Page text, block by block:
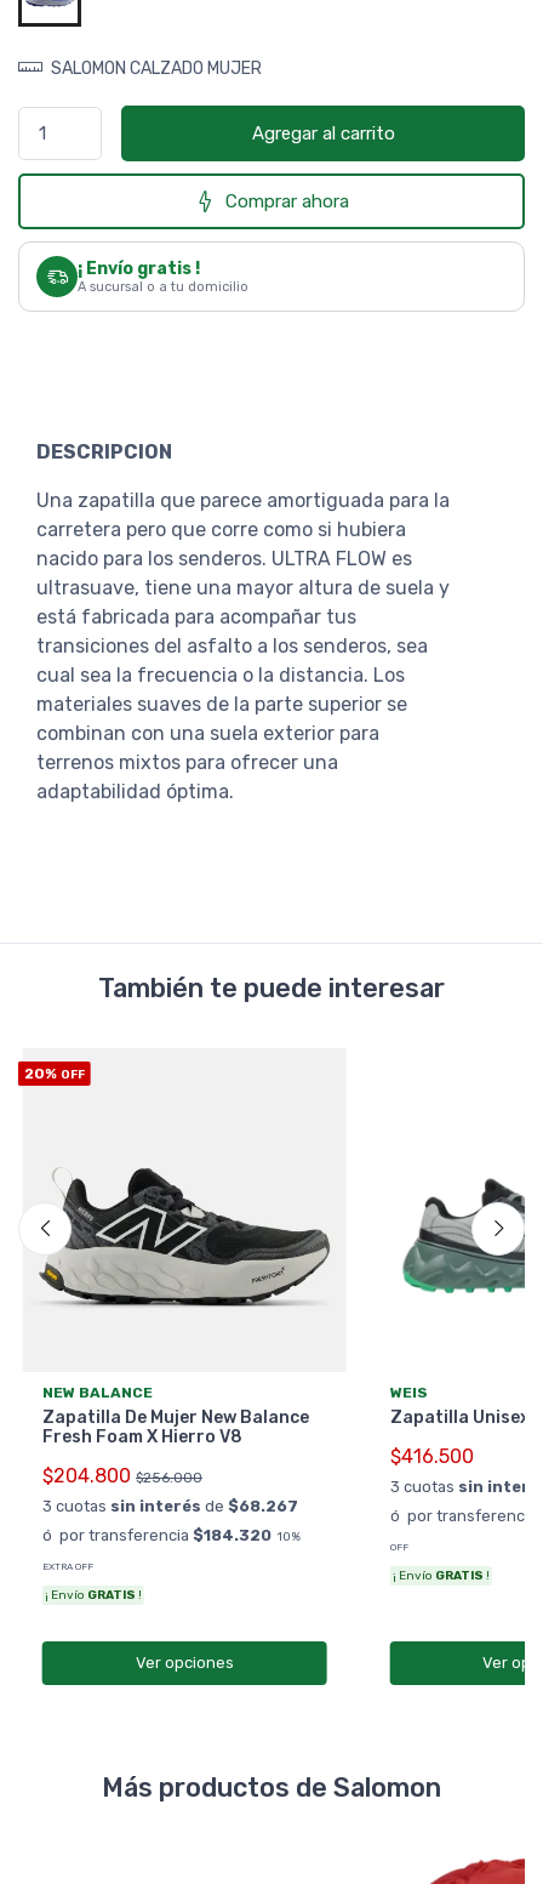
SALOMON CALZADO MUJER
Agregar al carrito
Comprar ahora
¡ Envío gratis !
A sucursal o a tu domicilio
DESCRIPCION
Una zapatilla que parece amortiguada para la
carretera pero que corre como si hubiera
nacido para los senderos. ULTRA FLOW es
ultrasuave, tiene una mayor altura de suela y
está fabricada para acompañar tus
transiciones del asfalto a los senderos, sea
cual sea la frecuencia o la distancia. Los
materiales suaves de la parte superior se
combinan con una suela exterior para
terrenos mixtos para ofrecer una
adaptabilidad óptima.
También te puede interesar
20% OFF
NEW BALANCE
Zapatilla De Mujer New Balance
Fresh Foam X Hierro V8
$204.800 $256.000
3 cuotas sin interés de $68.267
ó por transferencia $184.320 10%
EXTRA OFF
¡ Envío GRATIS !
Ver opciones
WEIS
Zapatilla Unisex
$416.500
3 cuotas sin
ó por transferencia
OFF
¡ Envío GRATIS !
Ver
Más productos de Salomon